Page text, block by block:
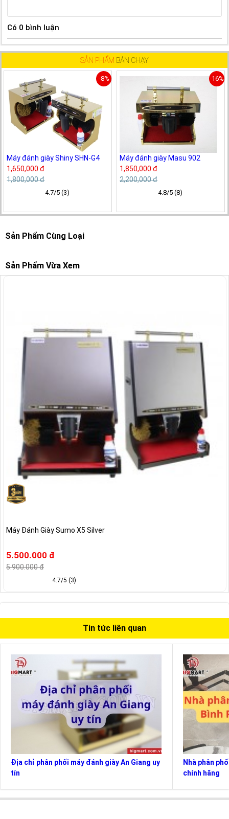
Có 0 bình luận
SẢN PHẨM BÁN CHẠY
-8%
Máy đánh giày Shiny SHN-G4
1,650,000 đ
1,800,000 đ
4.7/5 (3)
-16%
Máy đánh giày Masu 902
1,850,000 đ
2,200,000 đ
4.8/5 (8)
Sản Phẩm Cùng Loại
Sản Phẩm Vừa Xem
Máy Đánh Giày Sumo X5 Silver
5.500.000 đ
5.900.000 đ
4.7/5 (3)
Tin tức liên quan
Địa chỉ phân phối máy đánh giày An Giang uy
tín
Nhà phân
chính hãng